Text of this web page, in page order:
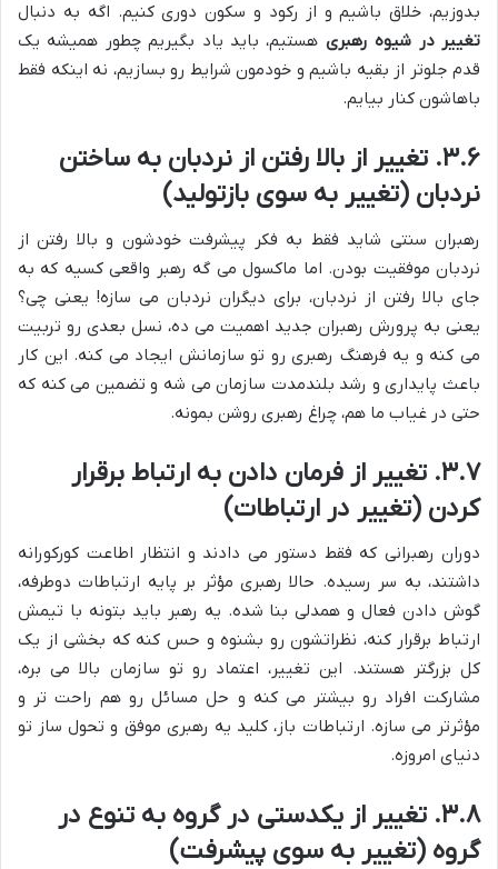
بدوزیم، خلاق باشیم و از رکود و سکون دوری کنیم. اگه به دنبال
تغییر در شیوه رهبری هستیم، باید یاد بگیریم چطور همیشه یک
قدم جلوتر از بقیه باشیم و خودمون شرایط رو بسازیم، نه اینکه فقط
باهاشون کنار بیایم.
۳.۶. تغییر از بالا رفتن از نردبان به ساختن
نردبان (تغییر به سوی بازتولید)
رهبران سنتی شاید فقط به فکر پیشرفت خودشون و بالا رفتن از
نردبان موفقیت بودن. اما ماکسول می گه رهبر واقعی کسیه که به
جای بالا رفتن از نردبان، برای دیگران نردبان می سازه! یعنی چی؟
یعنی به پرورش رهبران جدید اهمیت می ده، نسل بعدی رو تربیت
می کنه و یه فرهنگ رهبری رو تو سازمانش ایجاد می کنه. این کار
باعث پایداری و رشد بلندمدت سازمان می شه و تضمین می کنه که
حتی در غیاب ما هم، چراغ رهبری روشن بمونه.
۳.۷. تغییر از فرمان دادن به ارتباط برقرار
کردن (تغییر در ارتباطات)
دوران رهبرانی که فقط دستور می دادند و انتظار اطاعت کورکورانه
داشتند، به سر رسیده. حالا رهبری مؤثر بر پایه ارتباطات دوطرفه،
گوش دادن فعال و همدلی بنا شده. یه رهبر باید بتونه با تیمش
ارتباط برقرار کنه، نظراتشون رو بشنوه و حس کنه که بخشی از یک
کل بزرگتر هستند. این تغییر، اعتماد رو تو سازمان بالا می بره،
مشارکت افراد رو بیشتر می کنه و حل مسائل رو هم راحت تر و
مؤثرتر می سازه. ارتباطات باز، کلید یه رهبری موفق و تحول ساز تو
دنیای امروزه.
۳.۸. تغییر از یکدستی در گروه به تنوع در
گروه (تغییر به سوی پیشرفت)